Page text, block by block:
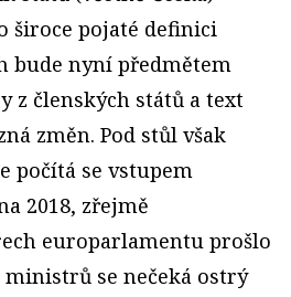
široce pojaté definici
bude nyní předmětem
z členských států a text
změn. Pod stůl však
počítá se vstupem
2018, zřejmě
europarlamentu prošlo
ministrů se nečeká ostrý